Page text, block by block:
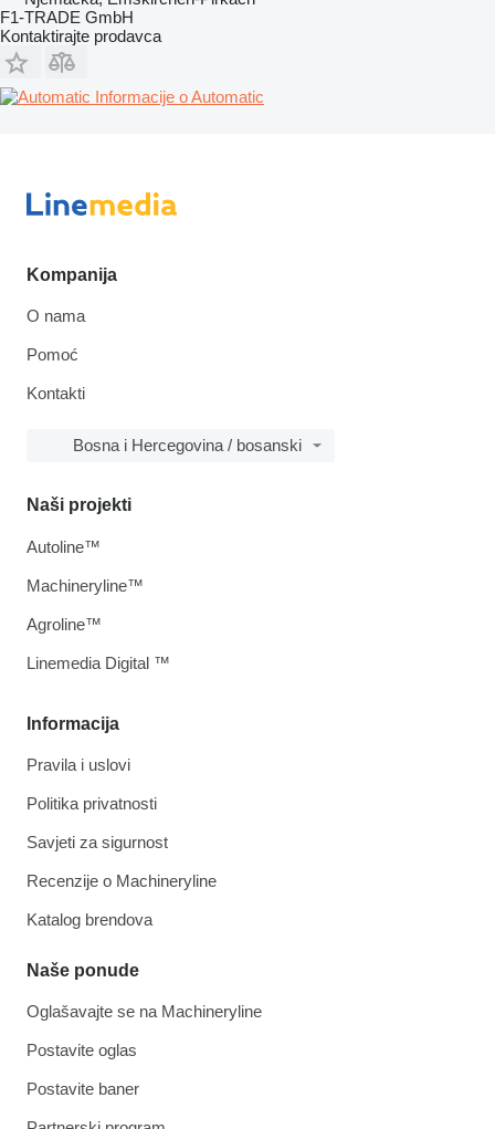
F1-TRADE GmbH
Kontaktirajte prodavca
Informacije o Automatic
Kompanija
O nama
Pomoć
Kontakti
Bosna i Hercegovina / bosanski
Informacija
Pravila i uslovi
Politika privatnosti
Savjeti za sigurnost
Recenzije o Machineryline
Katalog brendova
Naše ponude
Oglašavajte se na Machineryline
Postavite oglas
Postavite baner
Naši projekti
Autoline™
Machineryline™
Agroline™
Linemedia Digital ™